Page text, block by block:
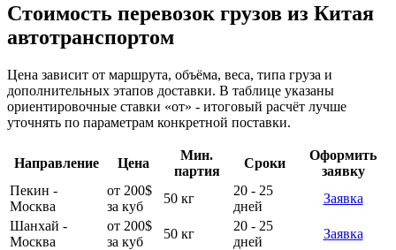
Стоимость перевозок грузов из Китая
автотранспортом
Цена зависит от маршрута, объёма, веса, типа груза и
дополнительных этапов доставки. В таблице указаны
ориентировочные ставки «от» - итоговый расчёт лучше
уточнять по параметрам конкретной поставки.
Направление Цена
Мин.
партия
Сроки
Оформить
заявку
Пекин -
Москва
от 200$
за куб
50 кг
20 - 25
дней
Заявка
Шанхай -
Москва
от 200$
за куб
50 кг
20 - 25
дней
Заявка